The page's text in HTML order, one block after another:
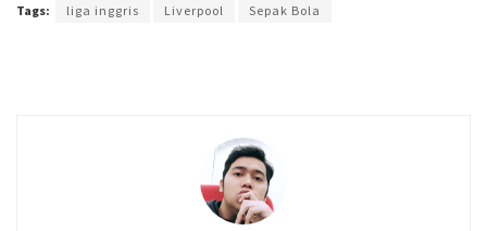
Tags: liga inggris Liverpool Sepak Bola